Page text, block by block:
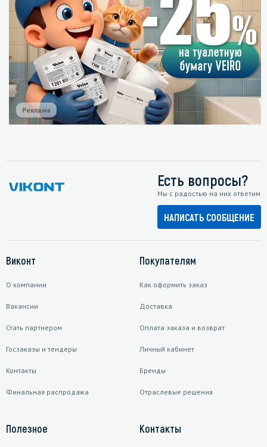
Реклама
Есть вопросы?
Мы с радостью на них ответим
НАПИСАТЬ СООБЩЕНИЕ
Виконт
О компании
Вакансии
Стать партнером
Госзаказы и тендеры
Контакты
Финальная распродажа
Покупателям
Как оформить заказ
Доставка
Оплата заказа и возврат
Личный кабинет
Бренды
Отраслевые решения
Полезное
Контакты